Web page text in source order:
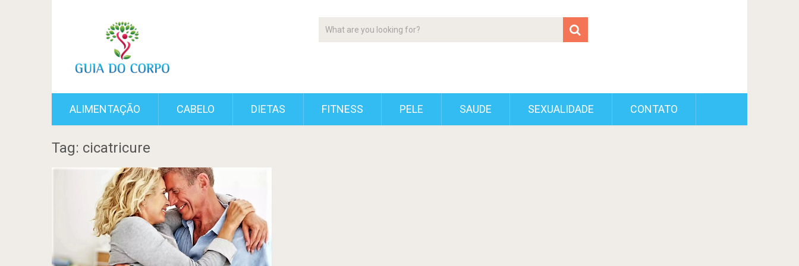
ALIMENTAÇÃO CABELO DIETAS FITNESS PELE SAUDE SEXUALIDADE CONTATO
Tag: cicatricure